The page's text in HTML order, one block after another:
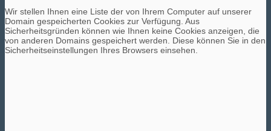
Wir stellen Ihnen eine Liste der von Ihrem Computer auf unserer
Domain gespeicherten Cookies zur Verfügung. Aus
Sicherheitsgründen können wie Ihnen keine Cookies anzeigen, die
von anderen Domains gespeichert werden. Diese können Sie in den
Sicherheitseinstellungen Ihres Browsers einsehen.